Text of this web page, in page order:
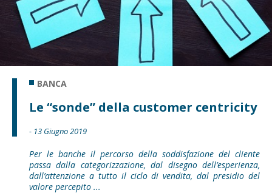
BANCA
Le “sonde” della customer centricity
- 13 Giugno 2019
Per le banche il percorso della soddisfazione del cliente
passa dalla categorizzazione, dal disegno dell’esperienza,
dall’attenzione a tutto il ciclo di vendita, dal presidio del
valore percepito ...